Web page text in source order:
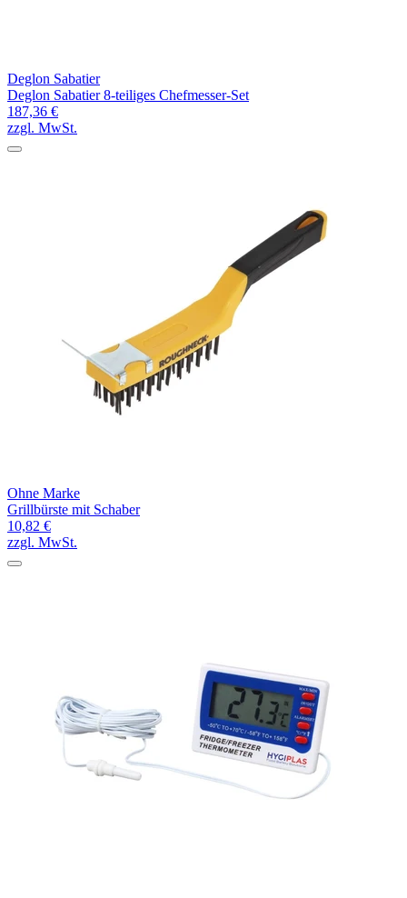
Deglon Sabatier
Deglon Sabatier 8-teiliges Chefmesser-Set
187,36 €
zzgl. MwSt.
Ohne Marke
Grillbürste mit Schaber
10,82 €
zzgl. MwSt.